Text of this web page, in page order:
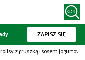
ZAPISZ SIĘ
z gruszką i sosem